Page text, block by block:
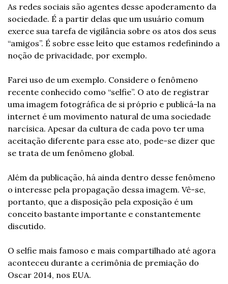
As redes sociais são agentes desse apoderamento da
sociedade. É a partir delas que um usuário comum
exerce sua tarefa de vigilância sobre os atos dos seus
“amigos”. É sobre esse leito que estamos redefinindo a
noção de privacidade, por exemplo.
Farei uso de um exemplo. Considere o fenômeno
recente conhecido como “selfie”. O ato de registrar
uma imagem fotográfica de si próprio e publicá-la na
internet é um movimento natural de uma sociedade
narcísica. Apesar da cultura de cada povo ter uma
aceitação diferente para esse ato, pode-se dizer que
se trata de um fenômeno global.
Além da publicação, há ainda dentro desse fenômeno
o interesse pela propagação dessa imagem. Vê-se,
portanto, que a disposição pela exposição é um
conceito bastante importante e constantemente
discutido.
O selfie mais famoso e mais compartilhado até agora
aconteceu durante a cerimônia de premiação do
Oscar 2014, nos EUA.